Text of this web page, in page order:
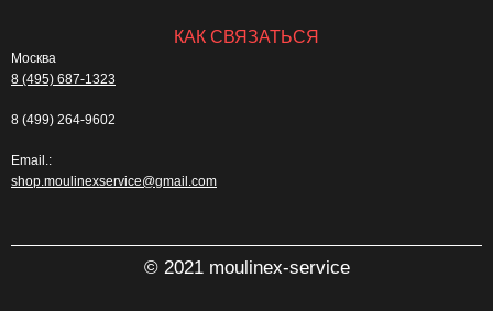
КАК СВЯЗАТЬСЯ
Москва
8 (495) 687-1323
8 (499) 264-9602
Email.:
shop.moulinexservice@gmail.com
© 2021 moulinex-service